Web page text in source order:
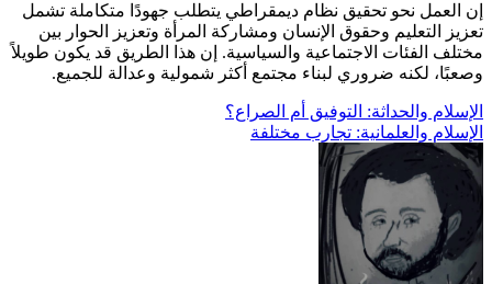
إن العمل نحو تحقيق نظام ديمقراطي يتطلب جهودًا متكاملة تشمل
تعزيز التعليم وحقوق الإنسان ومشاركة المرأة وتعزيز الحوار بين
مختلف الفئات الاجتماعية والسياسية. إن هذا الطريق قد يكون طويلاً
وصعبًا، لكنه ضروري لبناء مجتمع أكثر شمولية وعدالة للجميع.
تصفّح
المقالات
الإسلام والحداثة: التوفيق أم الصراع؟
الإسلام والعلمانية: تجارب مختلفة